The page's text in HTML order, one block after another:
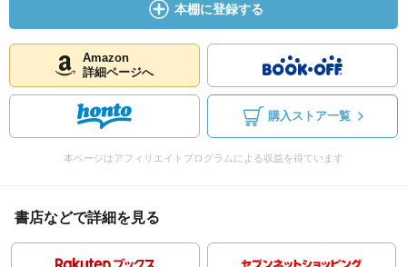
本棚に登録する
Amazon
詳細ページへ
購入ストア一覧
本ページはアフィリエイトプログラムによる収益を得ています
書店などで詳細を見る